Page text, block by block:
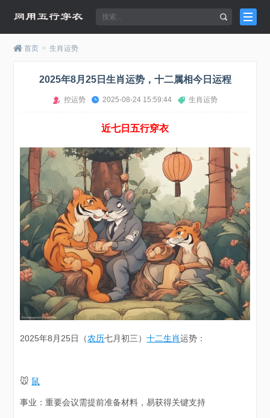
首页 > 生肖运势
2025年8月25日生肖运势，十二属相今日运程
控运势 2025-08-24 15:59:44 生肖运势
近七日五行穿衣
2025年8月25日（农历七月初三）十二生肖运势：
🐭 鼠
事业：重要会议需提前准备材料，易获得关键支持